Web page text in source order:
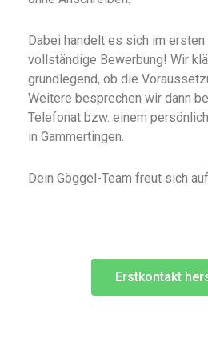
Dabei handelt es sich im
vollständige Bewerbung! Wir
grundlegend, ob die
Weitere besprechen wir dann
Telefonat bzw. einem
in Gammertingen.
Dein Göggel-Team freut sich
Erstkontakt